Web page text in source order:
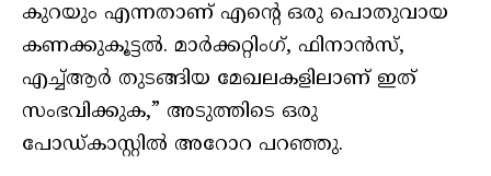
കുറയും എന്നതാണ് എന്റെ ഒരു പൊതുവായ
കണക്കുകൂട്ടൽ. മാർക്കറ്റിംഗ്, ഫിനാൻസ്,
എച്ച്ആർ തുടങ്ങിയ മേഖലകളിലാണ് ഇത്
സംഭവിക്കുക,” അടുത്തിടെ ഒരു
പോഡ്‌കാസ്റ്റിൽ അറോറ പറഞ്ഞു.